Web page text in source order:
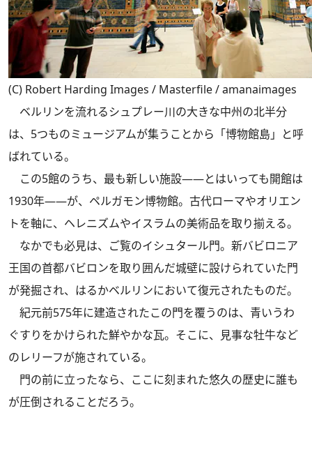
(C) Robert Harding Images / Masterfile / amanaimages
ベルリンを流れるシュプレー川の大きな中州の北半分
は、5つものミュージアムが集うことから「博物館島」と呼
ばれている。
この5館のうち、最も新しい施設――とはいっても開館は
1930年――が、ペルガモン博物館。古代ローマやオリエン
トを軸に、ヘレニズムやイスラムの美術品を取り揃える。
なかでも必見は、ご覧のイシュタール門。新バビロニア
王国の首都バビロンを取り囲んだ城壁に設けられていた門
が発掘され、はるかベルリンにおいて復元されたものだ。
紀元前575年に建造されたこの門を覆うのは、青いうわ
ぐすりをかけられた鮮やかな瓦。そこに、見事な牡牛など
のレリーフが施されている。
門の前に立ったなら、ここに刻まれた悠久の歴史に誰も
が圧倒されることだろう。